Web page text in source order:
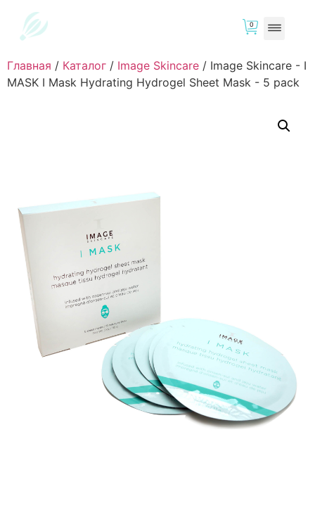
0
Главная / Каталог / Image Skincare / Image Skincare - I
MASK I Mask Hydrating Hydrogel Sheet Mask - 5 pack